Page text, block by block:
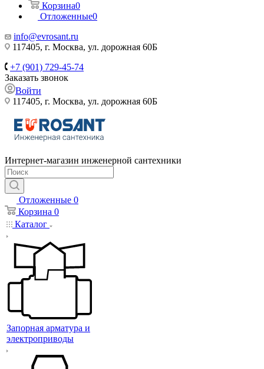
Корзина0
Отложенные0
info@evrosant.ru
117405, г. Москва, ул. дорожная 60Б
+7 (901) 729-45-74
Заказать звонок
Войти
117405, г. Москва, ул. дорожная 60Б
Интернет-магазин инженерной сантехники
Отложенные 0
Корзина 0
Каталог
Запорная арматура и
электроприводы